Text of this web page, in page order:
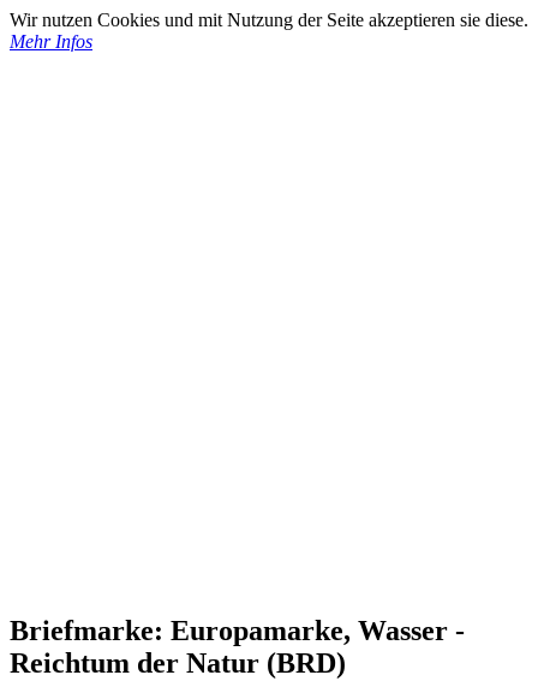
Wir nutzen Cookies und mit Nutzung der Seite akzeptieren sie diese.
Mehr Infos
Briefmarke: Europamarke, Wasser -
Reichtum der Natur (BRD)